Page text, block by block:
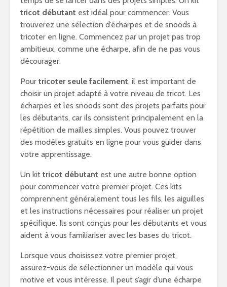
tricot débutant est idéal pour commencer. Vous
trouverez une sélection d’écharpes et de snoods à
tricoter en ligne. Commencez par un projet pas trop
ambitieux, comme une écharpe, afin de ne pas vous
décourager.
Pour tricoter seule facilement, il est important de
choisir un projet adapté à votre niveau de tricot. Les
écharpes et les snoods sont des projets parfaits pour
les débutants, car ils consistent principalement en la
répétition de mailles simples. Vous pouvez trouver
des modèles gratuits en ligne pour vous guider dans
votre apprentissage.
Un kit tricot débutant est une autre bonne option
pour commencer votre premier projet. Ces kits
comprennent généralement tous les fils, les aiguilles
et les instructions nécessaires pour réaliser un projet
spécifique. Ils sont conçus pour les débutants et vous
aident à vous familiariser avec les bases du tricot.
Lorsque vous choisissez votre premier projet,
assurez-vous de sélectionner un modèle qui vous
motive et vous intéresse. Il peut s’agir d’une écharpe